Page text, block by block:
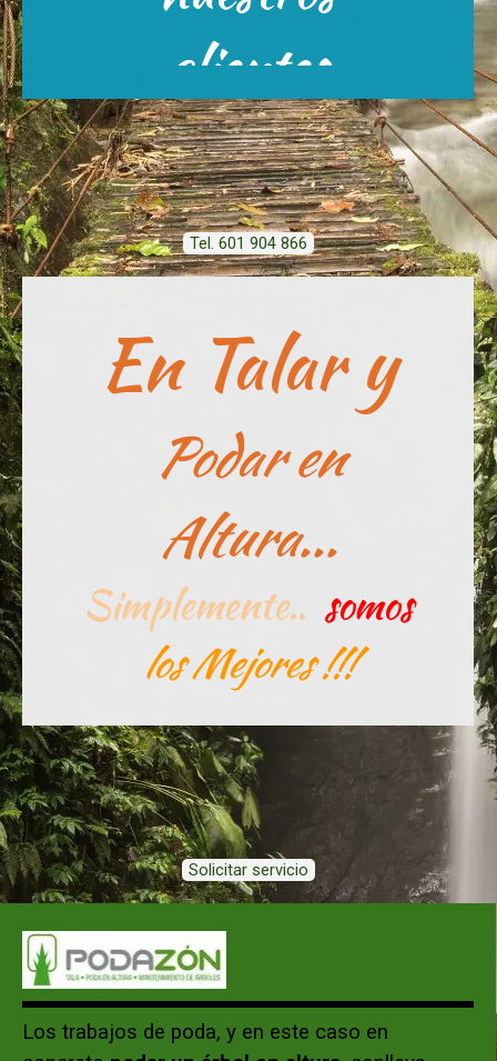
clientes
Escríbenos
Tel. 601 904 866
En Talar y
Podar en
Altura...
Simplemente.. somos
los Mejores !!!
Solicitar servicio
Los trabajos de poda, y en este caso en